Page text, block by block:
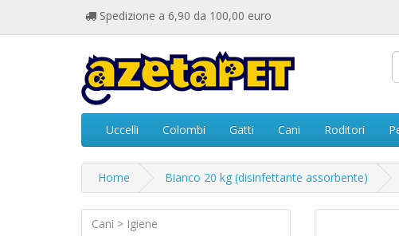
Spedizione a 6,90 da 100,00 euro
Uccelli Colombi Gatti Cani Roditori
Home Bianco 20 kg (disinfettante assorbente)
Cani > Igiene